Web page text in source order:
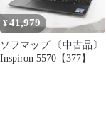
¥41,979
ソフマップ 〔中古品〕
Inspiron 5570【377】